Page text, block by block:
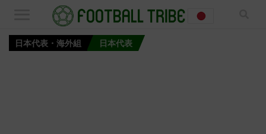
日本代表・海外組 日本代表